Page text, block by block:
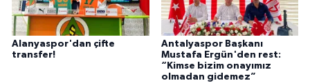
Alanyaspor'dan çifte
transfer!
Antalyaspor Başkanı
Mustafa Ergün'den rest:
“Kimse bizim onayımız
olmadan gidemez”